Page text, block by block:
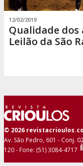
12/02/2019
Qualidade dos
Leilão da São
© 2026
Av. São Pedro, 601 - Conj.
120 - Fone: (51) 3084-4717